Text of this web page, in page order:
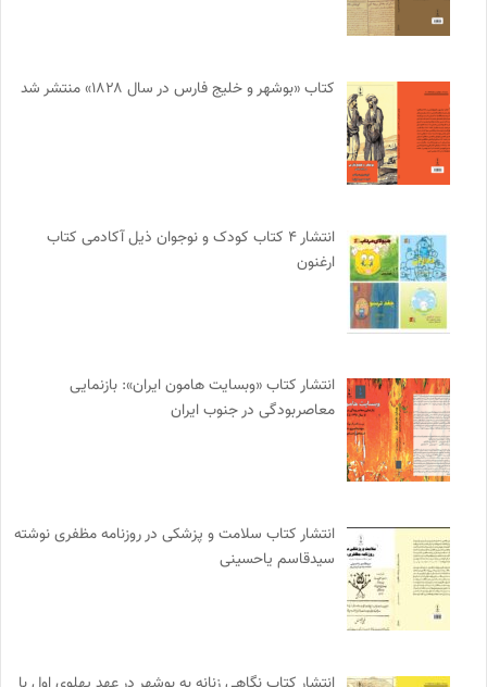
کتاب «بوشهر و خلیج فارس در سال ۱۸۲۸» منتشر شد
انتشار ۴ کتاب کودک و نوجوان ذیل آکادمی کتاب
ارغنون
انتشار کتاب «وبسایت هامون ایران»: بازنمایی
معاصربودگی در جنوب ایران
انتشار کتاب سلامت و پزشکی در روزنامه مظفری نوشته
سیدقاسم یاحسینی